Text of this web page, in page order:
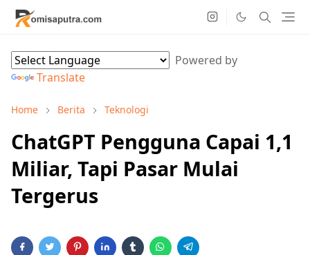
Powered by
Translate
Home Berita Teknologi
ChatGPT Pengguna Capai 1,1
Miliar, Tapi Pasar Mulai
Tergerus